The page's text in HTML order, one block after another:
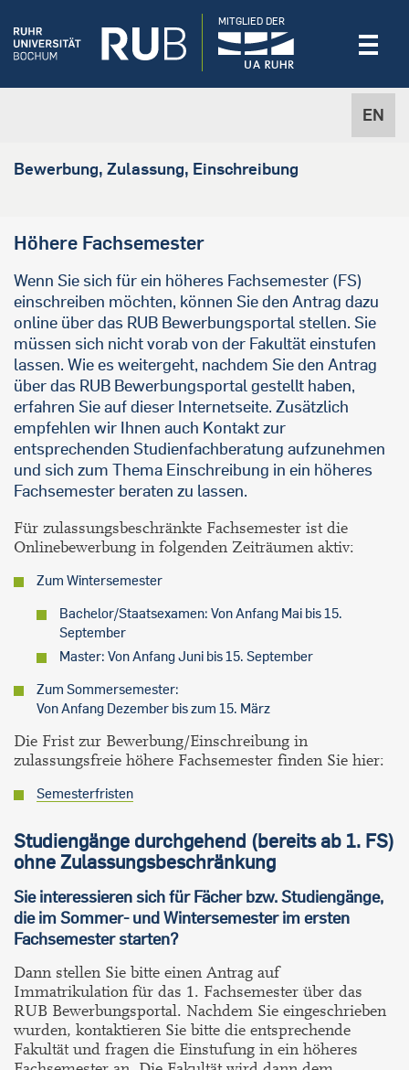
EN
MITGLIED DER
Bewerbung, Zulassung, Einschreibung
Höhere Fachsemester
Wenn Sie sich für ein höheres Fachsemester (FS)
einschreiben möchten, können Sie den Antrag dazu
online über das RUB Bewerbungsportal stellen. Sie
müssen sich nicht vorab von der Fakultät einstufen
lassen. Wie es weitergeht, nachdem Sie den Antrag
über das RUB Bewerbungsportal gestellt haben,
erfahren Sie auf dieser Internetseite. Zusätzlich
empfehlen wir Ihnen auch Kontakt zur
entsprechenden Studienfachberatung aufzunehmen
und sich zum Thema Einschreibung in ein höheres
Fachsemester beraten zu lassen.
Für zulassungsbeschränkte Fachsemester ist die
Onlinebewerbung in folgenden Zeiträumen aktiv:
Zum Wintersemester
Bachelor/Staatsexamen: Von Anfang Mai bis 15.
September
Master: Von Anfang Juni bis 15. September
Zum Sommersemester:
Von Anfang Dezember bis zum 15. März
Die Frist zur Bewerbung/Einschreibung in
zulassungsfreie höhere Fachsemester finden Sie hier:
Semesterfristen
Studiengänge durchgehend (bereits ab 1. FS)
ohne Zulassungsbeschränkung
Sie interessieren sich für Fächer bzw. Studiengänge,
die im Sommer- und Wintersemester im ersten
Fachsemester starten?
Dann stellen Sie bitte einen Antrag auf
Immatrikulation für das 1. Fachsemester über das
RUB Bewerbungsportal. Nachdem Sie eingeschrieben
wurden, kontaktieren Sie bitte die entsprechende
Fakultät und fragen die Einstufung in ein höheres